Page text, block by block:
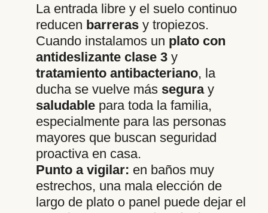
La entrada libre y el suelo continuo
reducen barreras y tropiezos.
Cuando instalamos un plato con
antideslizante clase 3 y
tratamiento antibacteriano, la
ducha se vuelve más seguray
saludable para toda la familia,
especialmente para las personas
mayores que buscan seguridad
proactiva en casa.
Punto a vigilar: en baños muy
estrechos, una mala elección de
largo de plato o panel puede dejar el